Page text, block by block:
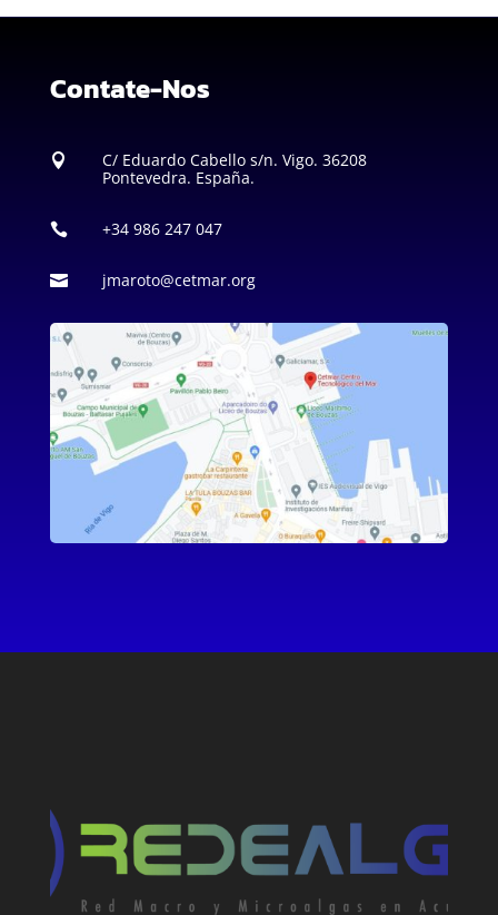
Contate-Nos

C/ Eduardo Cabello s/n. Vigo. 36208
Pontevedra. España.
 +34 986 247 047
 jmaroto@cetmar.org